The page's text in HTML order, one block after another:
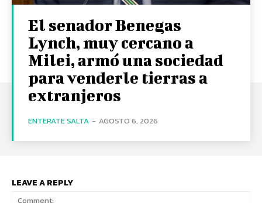
El senador Benegas
Lynch, muy cercano a
Milei, armó una sociedad
para venderle tierras a
extranjeros
ENTERATE SALTA - AGOSTO 6, 2026
LEAVE A REPLY